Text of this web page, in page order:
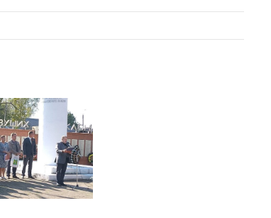
МАТЕРИАЛЫ
КОНТАКТЫ/РЕКВИЗИТЫ